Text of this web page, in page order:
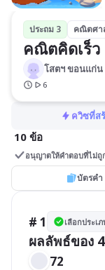
ประถม 3 คณิตศา
คณิตคิดเร็ว
โสตฯ ขอนแก่น
6
ควิซที่ส
10 ข้อ
อนุญาตให้คำตอบที่ไม่ถู
บัตรคำ
# 1 เลือกประเ
ผลลัพธ์ของ
72